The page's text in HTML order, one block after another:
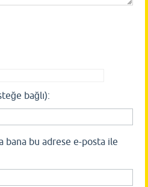
bağlı):
bana bu adrese e-posta ile